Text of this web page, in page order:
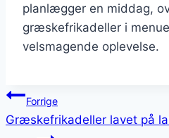
planlægger en middag,
græskefrikadeller i
velsmagende oplevelse.
Forrige
Græskefrikadeller lavet på